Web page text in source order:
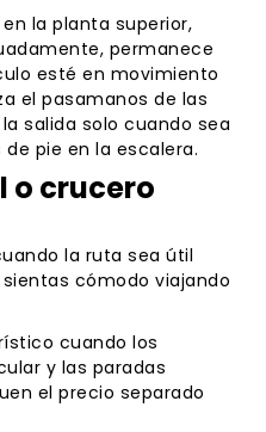
la planta superior,
permanece
esté en movimiento
el pasamanos de las
salida solo cuando sea
pie en la escalera.
o crucero
la ruta sea útil
cómodo viajando
cuando los
y las paradas
el precio separado